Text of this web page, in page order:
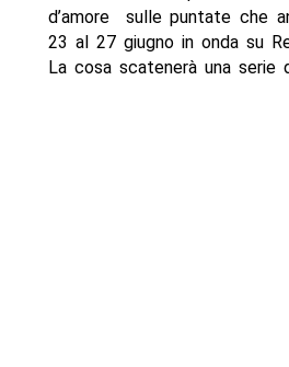
d’amore sulle puntate che
23 al 27 giugno in onda su
La cosa scatenerà una serie